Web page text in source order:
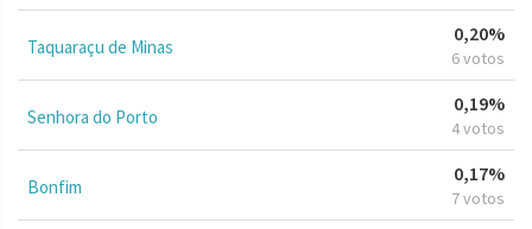
Taquaraçu de Minas
0,20%
6 votos
Senhora do Porto
0,19%
4 votos
Bonfim
0,17%
7 votos